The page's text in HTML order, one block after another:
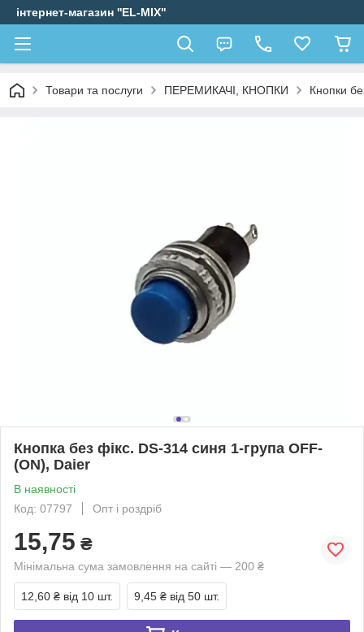
інтернет-магазин ''EL-MIX"
Товари та послуги ПЕРЕМИКАЧІ, КНОПКИ Кнопки
Кнопка без фікс. DS-314 синя 1-група OFF-
(ON), Daier
В наявності
Код: 07797
Опт і роздріб
15,75 ₴
Мінімальна сума замовлення на сайті — 200 ₴
12,60 ₴ від 10 шт. 9,45 ₴ від 50 шт.